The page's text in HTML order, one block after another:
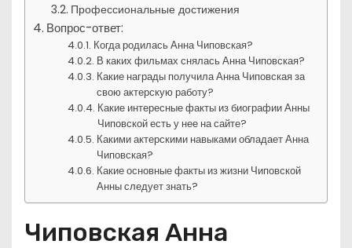
Профессиональные достижения
Вопрос-ответ:
Когда родилась Анна Чиповская?
В каких фильмах снялась Анна Чиповская?
Какие награды получила Анна Чиповская за
свою актерскую работу?
Какие интересные факты из биографии Анны
Чиповской есть у нее на сайте?
Какими актерскими навыками обладает Анна
Чиповская?
Какие основные факты из жизни Чиповской
Анны следует знать?
Чиповская Анна